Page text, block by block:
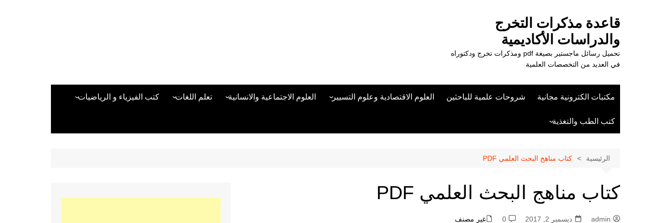
قاعدة مذكرات التخرج
والدراسات الأكاديمية
تحميل رسائل ماجستير بصيغة pdf ومذكرات تخرج ودكتوراه
في العديد من التخصصات العلمية
مكتبات الكترونية مجانية شروحات علمية للباحثين العلوم الاقتصادية وعلوم التسيير
علوم الادارة والموارد البشرية
العلوم الاجتماعية والانسانية تعلم اللغات
تعلم اللغة التركية
كتب الفيزياء و الرياضيات
كتب لغات البرمجة
كتب الطب والتغذية
الرئيسية كتاب مناهج البحث العلمي PDF
كتاب مناهج البحث العلمي PDF
admin ديسمبر 2, 2017 0 غير مصنف